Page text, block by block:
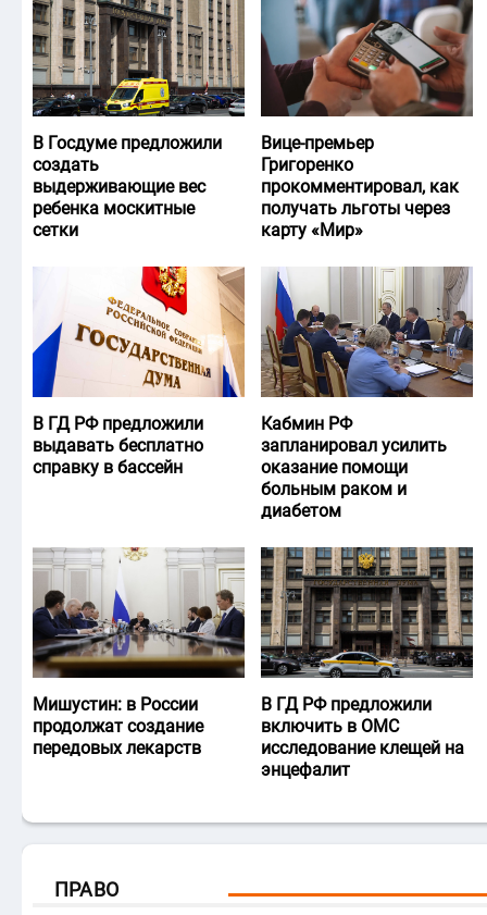
В Госдуме предложили
создать
выдерживающие вес
ребенка москитные
сетки
Вице-премьер
Григоренко
прокомментировал, как
получать льготы через
карту «Мир»
В ГД РФ предложили
выдавать бесплатно
справку в бассейн
Кабмин РФ
запланировал усилить
оказание помощи
больным раком и
диабетом
Мишустин: в России
продолжат создание
передовых лекарств
В ГД РФ предложили
включить в ОМС
исследование клещей на
энцефалит
ПРАВО